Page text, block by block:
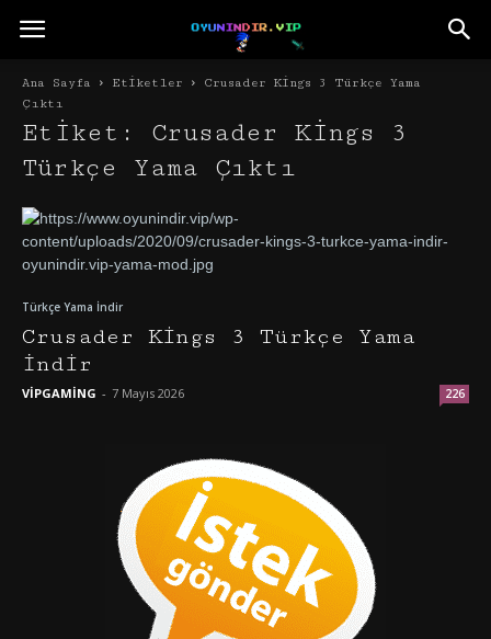
Ana Sayfa Etiketler
Crusader Kings 3 Türkçe Yama
Çıktı
Etiket: Crusader Kings 3
Türkçe Yama Çıktı
Türkçe Yama İndir
Crusader Kings 3 Türkçe Yama
İndir
VİPGAMİNG - 7 Mayıs 2026 226